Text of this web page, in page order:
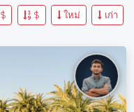
เก่า
ใหม่
$
$